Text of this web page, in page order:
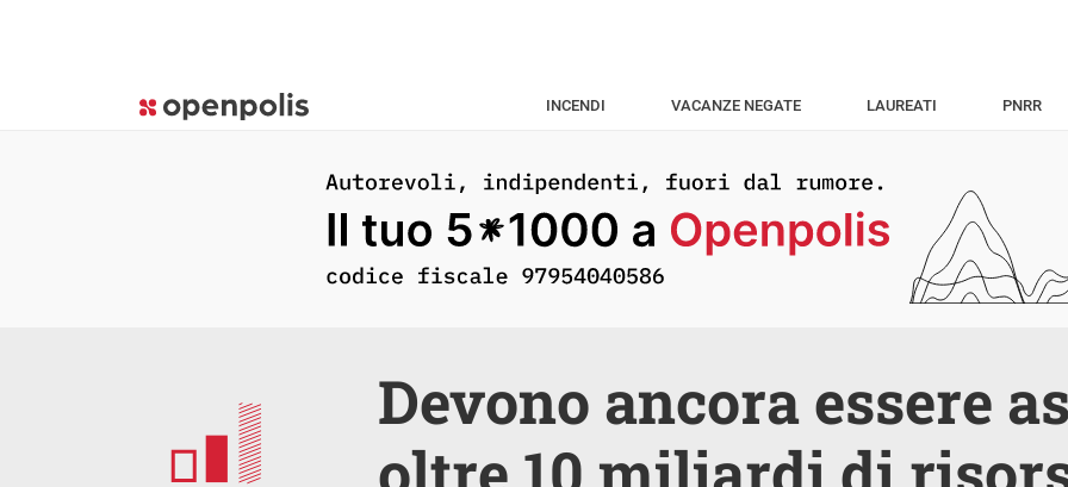
INCENDI VACANZE NEGATE LAUREATI PNRR
Devono ancora essere